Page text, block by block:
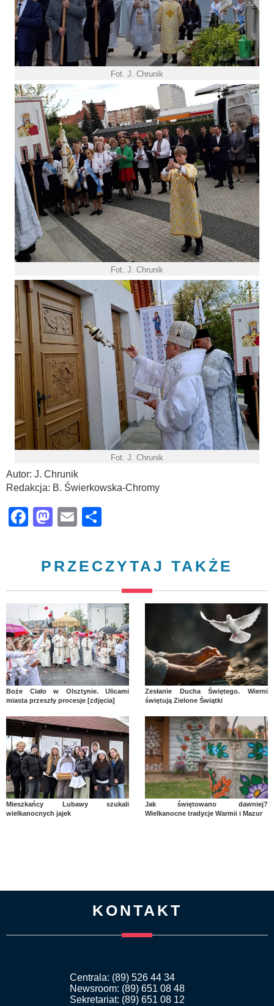
Fot. J. Chrunik
Fot. J. Chrunik
Fot. J. Chrunik
Autor: J. Chrunik
Redakcja: B. Świerkowska-Chromy
Facebook
Mastodon
Email
PRZECZYTAJ TAKŻE
Boże Ciało w Olsztynie. Ulicami
miasta przeszły procesje [zdjęcia]
Zesłanie Ducha Świętego. Wierni
świętują Zielone Świątki
Mieszkańcy Lubawy szukali
wielkanocnych jajek
Jak świętowano dawniej?
Wielkanocne tradycje Warmii i Mazur
KONTAKT
Centrala: (89) 526 44 34
Newsroom: (89) 651 08 48
Sekretariat: (89) 651 08 12